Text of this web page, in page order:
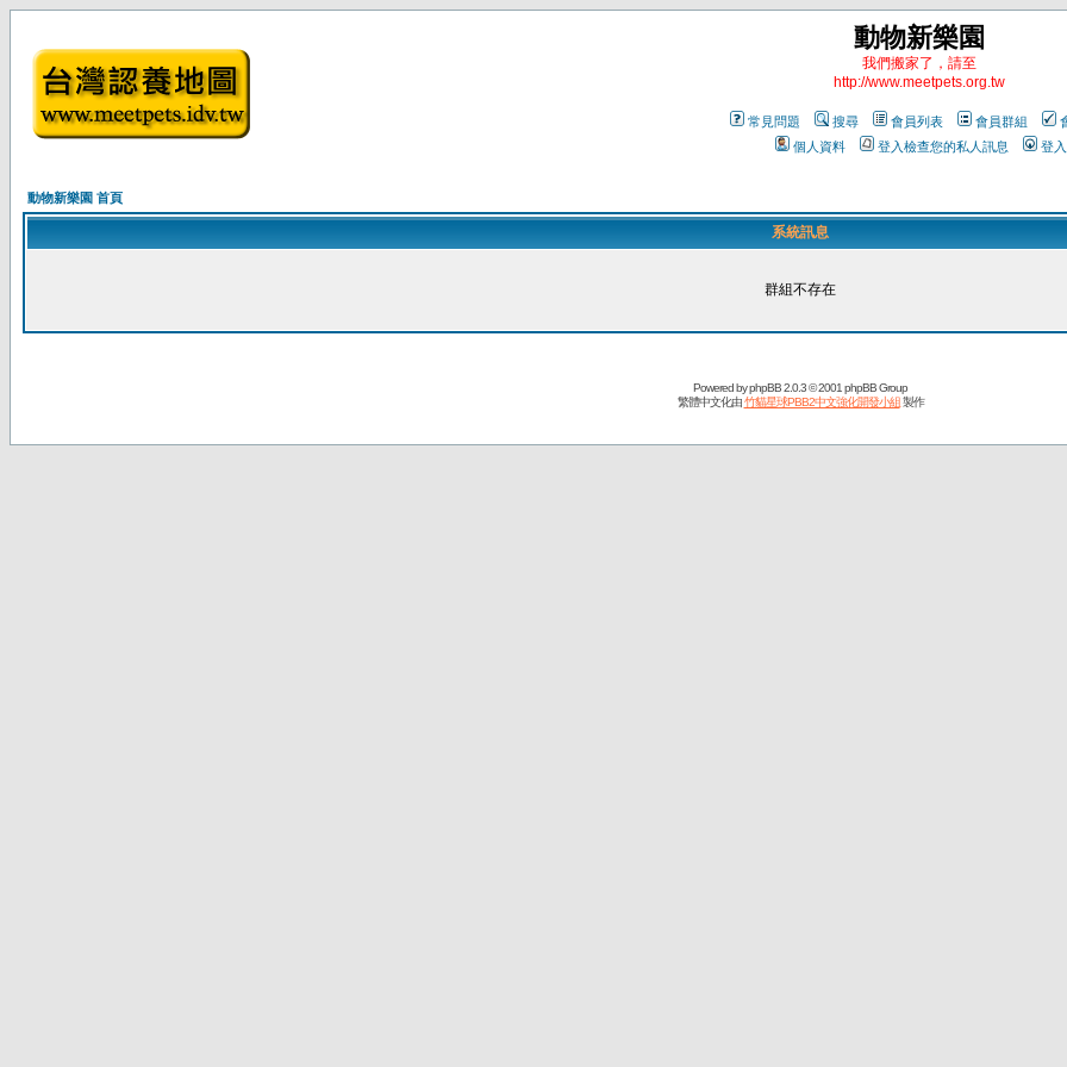
動物新樂園
我們搬家了，請至
http://www.meetpets.org.tw
常見問題 搜尋 會員列表 會員群組
個人資料
登入檢查您的私人訊息 登入
動物新樂園 首頁
系統訊息
群組不存在
Powered byphpBB2.0.3 © 2001 phpBB Group
繁體中文化由竹貓星球PBB2中文強化開發小組製作